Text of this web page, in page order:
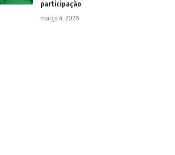
participação
março 4, 2026